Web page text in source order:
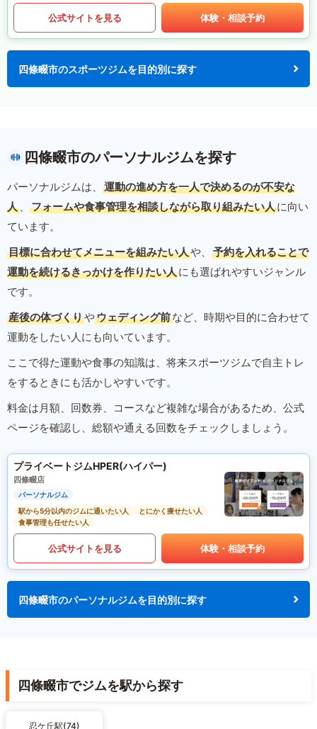
公式サイトを見る 体験・相談予約
四條畷市のスポーツジムを目的別に探す
四條畷市のパーソナルジムを探す
パーソナルジムは、
運動の進め方を一人で決めるのが不安な
人 、 フォームや食事管理を相談しながら取り組みたい人に向い
ています。
目標に合わせてメニューを組みたい人や、
予約を入れることで
運動を続けるきっかけを作りたい人にも選ばれやすいジャンル
です。
産後の体づくりやウェディング前など、時期や目的に合わせて
運動をしたい人にも向いています。
ここで得た運動や食事の知識は、将来スポーツジムで自主トレ
をするときにも活かしやすいです。
料金は月額、回数券、コースなど複雑な場合があるため、公式
ページを確認し、総額や通える回数をチェックしましょう。
プライベートジムHPER(ハイパー)
四條畷店
パーソナルジム
駅から5分以内のジムに通いたい人
とにかく痩せたい人
食事管理も任せたい人
公式サイトを見る 体験・相談予約
四條畷市のパーソナルジムを目的別に探す
四條畷市でジムを駅から探す
忍ケ丘駅(74)